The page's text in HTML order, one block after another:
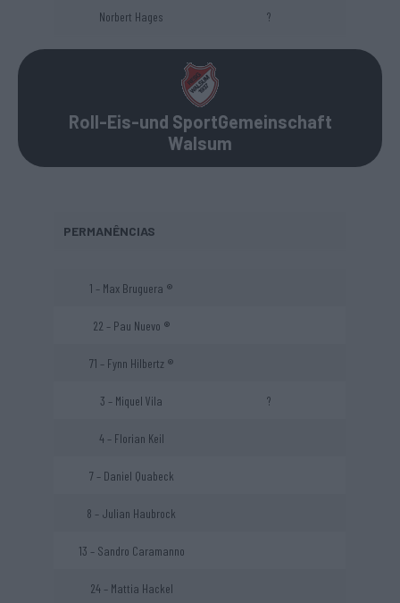
Norbert Hages ?
Roll-Eis-und SportGemeinschaft
Walsum
PERMANÊNCIAS
1 – Max Bruguera ®
22 – Pau Nuevo ®
71 – Fynn Hilbertz ®
3 – Miquel Vila ?
4 – Florian Keil
7 – Daniel Quabeck
8 – Julian Haubrock
13 – Sandro Caramanno
24 – Mattia Hackel